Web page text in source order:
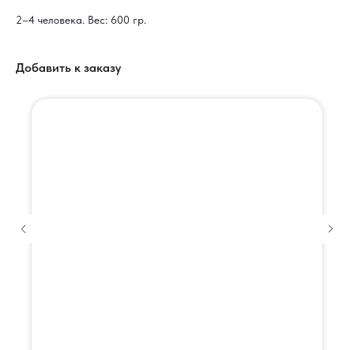
2–4 человека. Вес: 600 гр.
Добавить к заказу